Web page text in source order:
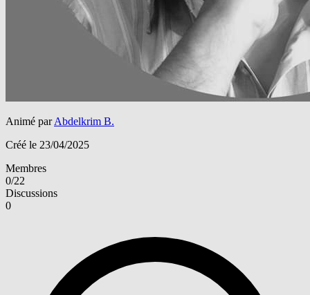
Animé parAbdelkrim B.
Créé le 23/04/2025
Membres
0/22
Discussions
0